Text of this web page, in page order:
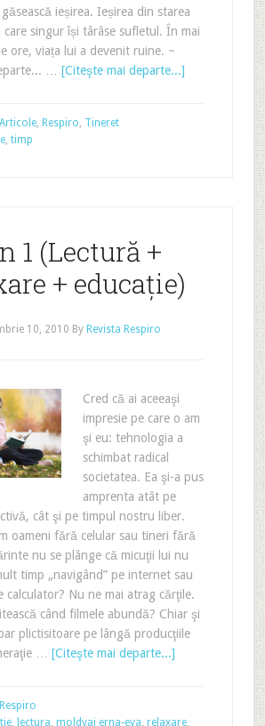
ieșirea. Ieșirea din starea
singur își târâse sufletul. În mai
ore, viața lui a devenit ruine. ~
… [Citeşte mai departe...]
Articole, Respiro, Tineret
, timp
1 (Lectură +
+ educaţie)
10, 2010 By Revista Respiro
Cred că ai aceeaşi
impresie pe care o am
şi eu: tehnologia a
schimbat radical
societatea. Ea şi-a pus
amprenta atât pe
cât şi pe timpul nostru liber.
oameni fără celular sau tineri fără
nu se plânge că micuţii lui nu
timp „navigând” pe internet sau
calculator? Nu ne mai atrag cărţile.
când filmele abundă? Chiar şi
plictisitoare pe lângă producţiile
… [Citeşte mai departe...]
Respiro
, lectura, moldvai erna-eva, relaxare,